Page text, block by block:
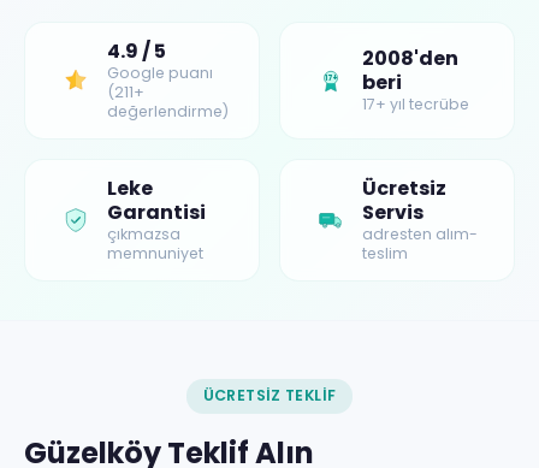
4.9 / 5
Google puanı
(211+
değerlendirme)
17+
2008'den
beri
17+ yıl tecrübe
Leke
Garantisi
çıkmazsa
memnuniyet
Ücretsiz
Servis
adresten alım-
teslim
ÜCRETSIZ TEKLIF
Güzelköy Teklif Alın